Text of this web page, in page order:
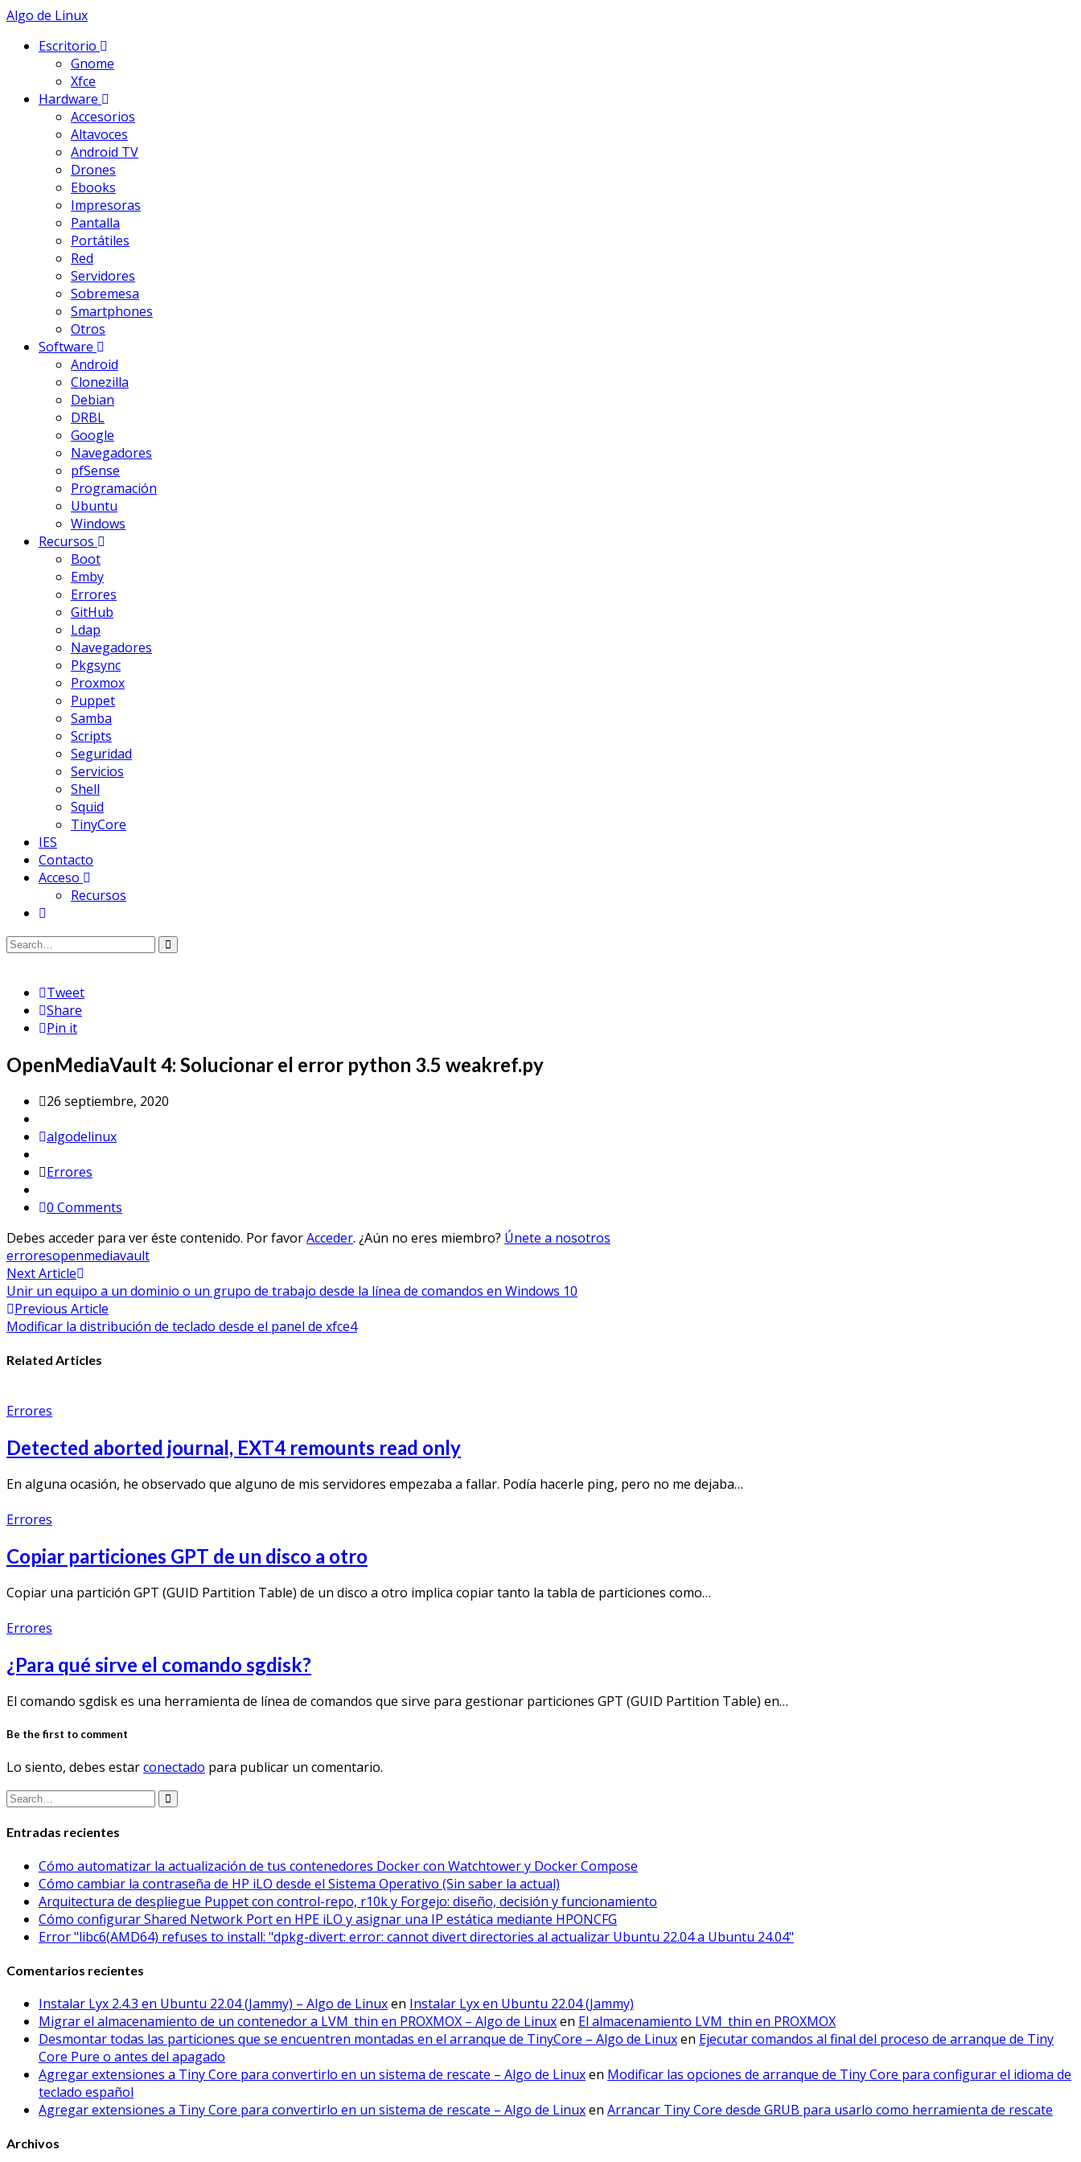
Skip
content
Algo de Linux
Escritorio
Gnome
Xfce
Hardware
Accesorios
Altavoces
Android TV
Drones
Ebooks
Impresoras
Pantalla
Portátiles
Red
Servidores
Sobremesa
Smartphones
Otros
Software
Android
Clonezilla
Debian
DRBL
Google
Navegadores
pfSense
Programación
Ubuntu
Windows
Recursos
Boot
Emby
Errores
GitHub
Ldap
Navegadores
Pkgsync
Proxmox
Puppet
Samba
Scripts
Seguridad
Servicios
Shell
Squid
TinyCore
IES
Contacto
Acceso
Recursos
Tweet
Share
Pin it
OpenMediaVault 4: Solucionar el error python 3.5 weakref.py
26 septiembre, 2020
algodelinux
Errores
0 Comments
Debes acceder para ver éste contenido. Por favorAcceder. ¿Aún no eres miembro? Únete a nosotros
erroresopenmediavault
Navegación
de
entradas
Next Article
Unir un equipo a un dominio o un grupo de trabajo desde la línea de comandos en Windows 10
Previous Article
Modificar la distribución de teclado desde el panel de xfce4
Related Articles
Errores
Detected aborted journal, EXT4 remounts read only
En alguna ocasión, he observado que alguno de mis servidores empezaba a fallar. Podía hacerle ping, pero no me dejaba…
Errores
Copiar particiones GPT de un disco a otro
Copiar una partición GPT (GUID Partition Table) de un disco a otro implica copiar tanto la tabla de particiones como…
Errores
¿Para qué sirve el comando sgdisk?
El comando sgdisk es una herramienta de línea de comandos que sirve para gestionar particiones GPT (GUID Partition Table) en…
Be the first to comment
Lo siento, debes estarconectado para publicar un comentario.
Entradas recientes
Cómo automatizar la actualización de tus contenedores Docker con Watchtower y Docker Compose
Cómo cambiar la contraseña de HP iLO desde el Sistema Operativo (Sin saber la actual)
Arquitectura de despliegue Puppet con control-repo, r10k y Forgejo: diseño, decisión y funcionamiento
Cómo configurar Shared Network Port en HPE iLO y asignar una IP estática mediante HPONCFG
Error "libc6(AMD64) refuses to install: "dpkg-divert: error: cannot divert directories al actualizar Ubuntu 22.04 a Ubuntu 24.04"
Comentarios recientes
Instalar Lyx 2.4.3 en Ubuntu 22.04 (Jammy) – Algo de Linuxen Instalar Lyx en Ubuntu 22.04 (Jammy)
Migrar el almacenamiento de un contenedor a LVM_thin en PROXMOX – Algo de Linuxen El almacenamiento LVM_thin en PROXMOX
Desmontar todas las particiones que se encuentren montadas en el arranque de TinyCore – Algo de Linuxen Ejecutar comandos al final del proceso de arranque de Tiny
Core Pure o antes del apagado
Agregar extensiones a Tiny Core para convertirlo en un sistema de rescate – Algo de Linuxen Modificar las opciones de arranque de Tiny Core para configurar el idioma de
teclado español
Agregar extensiones a Tiny Core para convertirlo en un sistema de rescate – Algo de Linuxen Arrancar Tiny Core desde GRUB para usarlo como herramienta de rescate
Archivos